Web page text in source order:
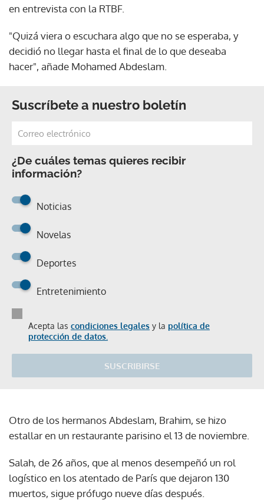
en entrevista con la RTBF.
"Quizá viera o escuchara algo que no se esperaba, y
decidió no llegar hasta el final de lo que deseaba
hacer", añade Mohamed Abdeslam.
Suscríbete a nuestro boletín
¿De cuáles temas quieres recibir
información?
Noticias
Novelas
Deportes
Entretenimiento
Acepta las condiciones legales y la política de
protección de datos.
SUSCRIBIRSE
Otro de los hermanos Abdeslam, Brahim, se hizo
estallar en un restaurante parisino el 13 de noviembre.
Salah, de 26 años, que al menos desempeñó un rol
logístico en los atentado de París que dejaron 130
muertos, sigue prófugo nueve días después.